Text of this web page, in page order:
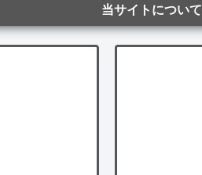
当サイトについて